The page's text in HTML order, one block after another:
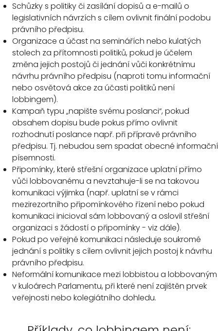
Schůzky s politiky či zasílání dopisů a e-mailů o
legislativních návrzích s cílem ovlivnit finální podobu
právního předpisu.
Organizace a účast na seminářích nebo kulatých
stolech za přítomnosti politiků, pokud je účelem
změna jejich postojů či jednání vůči konkrétnímu
návrhu právního předpisu (naproti tomu informační
nebo osvětová akce za účasti politiků není
lobbingem).
Kampaň typu „napište svému poslanci“, pokud
obsahem dopisu bude pokus přímo ovlivnit
rozhodnutí poslance např. při přípravě právního
předpisu. Tj. nebudou sem spadat obecné informační
písemnosti.
Připomínky, které střešní organizace uplatní přímo
vůči lobbovanému a nevztahuje-li se na takovou
komunikaci výjimka (např. uplatní se v rámci
mezirezortního připomínkového řízení nebo pokud
komunikaci inicioval sám lobbovaný a oslovil střešní
organizaci s žádostí o připomínky - viz dále).
Pokud po veřejné komunikaci následuje soukromé
jednání s politiky s cílem ovlivnit jejich postoj k návrhu
právního předpisu.
Neformální komunikace mezi lobbistou a lobbovaným
v kuloárech Parlamentu, při které není zajištěn prvek
veřejnosti nebo kolegiátního dohledu.